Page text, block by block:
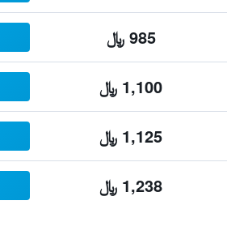
985 ﷼
1,100 ﷼
1,125 ﷼
1,238 ﷼